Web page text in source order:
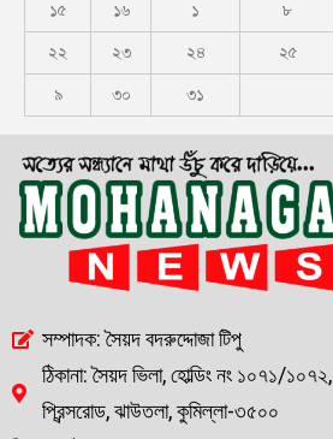
১৫ ১৬ ১ ৮
২২ ২৩ ২৪ ২৫
৯ ৩০ ৩১
সম্পাদক: সৈয়দ বদরুদ্দোজা টিপু
ঠিকানা: সৈয়দ ভিলা, হোল্ডিং নং ১০৭১/১০৭২,
প্রিন্সরোড, ঝাউতলা, কুমিল্লা-৩৫০০